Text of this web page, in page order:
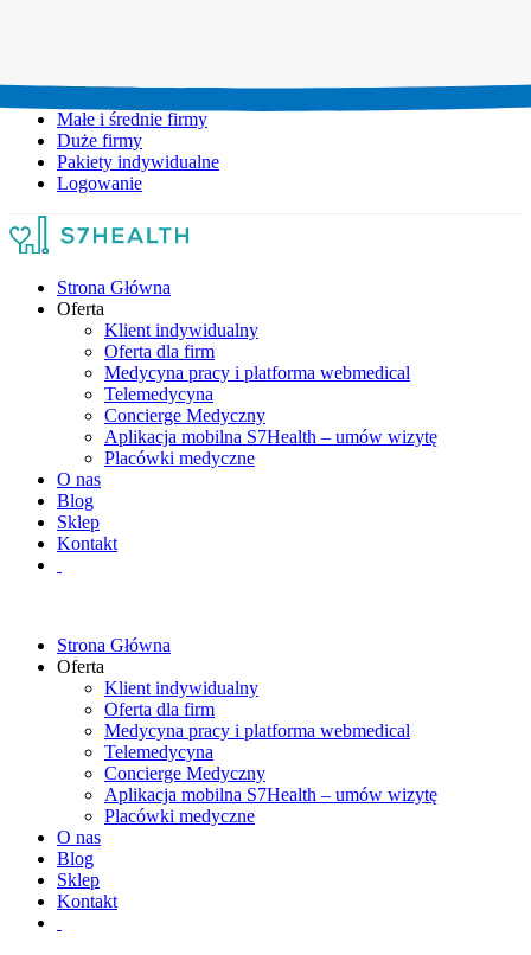
Małe i średnie firmy
Duże firmy
Pakiety indywidualne
Logowanie
Strona Główna
Oferta
Klient indywidualny
Oferta dla firm
Medycyna pracy i platforma webmedical
Telemedycyna
Concierge Medyczny
Aplikacja mobilna S7Health – umów wizytę
Placówki medyczne
O nas
Blog
Sklep
Kontakt
Strona Główna
Oferta
Klient indywidualny
Oferta dla firm
Medycyna pracy i platforma webmedical
Telemedycyna
Concierge Medyczny
Aplikacja mobilna S7Health – umów wizytę
Placówki medyczne
O nas
Blog
Sklep
Kontakt